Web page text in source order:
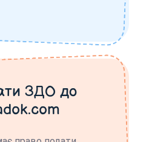
ЗДО до